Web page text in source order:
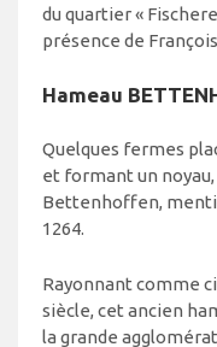
du quartier «
présence de
Hameau
Quelques fermes
et formant un
Bettenhoffen,
1264.
Rayonnant comme
siècle, cet ancien
la grande